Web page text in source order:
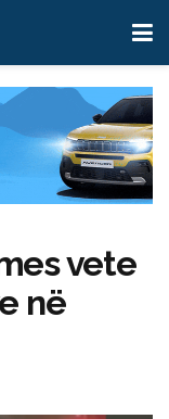
vete
në